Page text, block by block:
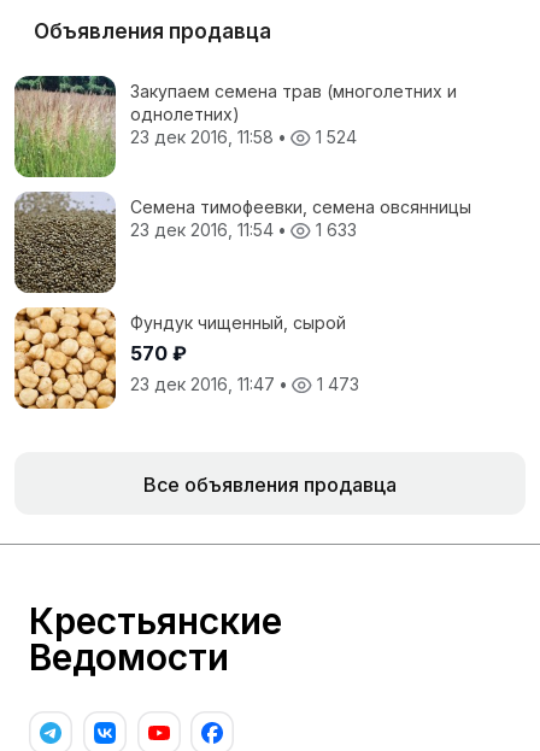
Объявления продавца
Закупаем семена трав (многолетних и
однолетних)
23 дек 2016, 11:58 • 1 524
Семена тимофеевки, семена овсянницы
23 дек 2016, 11:54 • 1 633
Фундук чищенный, сырой
570 ₽
23 дек 2016, 11:47 • 1 473
Все объявления продавца
Крестьянские
Ведомости